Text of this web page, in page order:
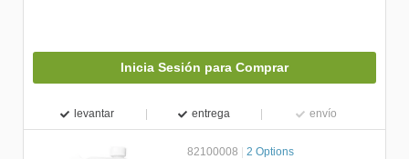
Inicia Sesión para Comprar
levantar entrega envío
82100008 | 2 Options